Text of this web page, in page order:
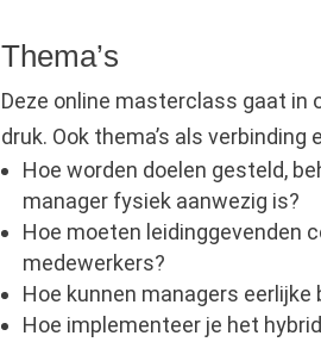
Thema’s
Deze online masterclass gaat in
druk. Ook thema’s als
Hoe worden doelen gesteld,
manager fysiek aanwezig is?
Hoe moeten leidinggevenden
medewerkers?
Hoe kunnen managers
Hoe implementeer je het